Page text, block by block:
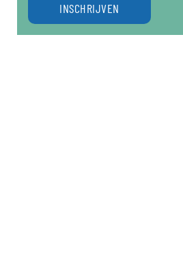
INSCHRIJVEN